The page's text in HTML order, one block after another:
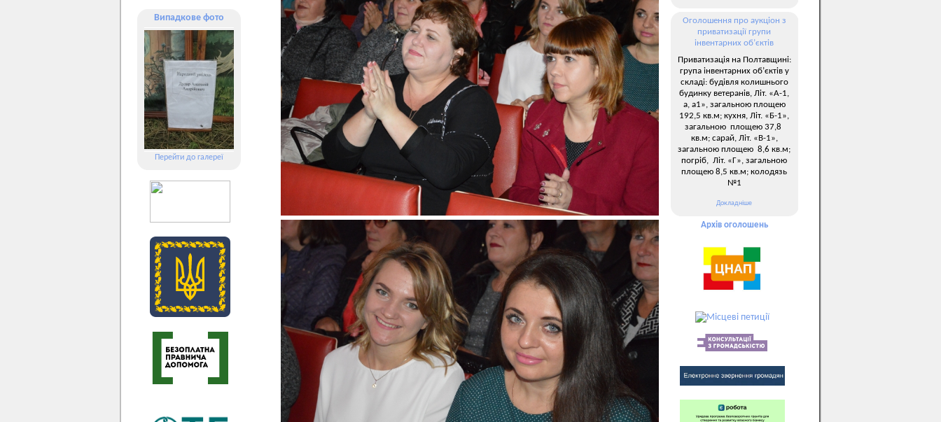
Випадкове фото
Перейти до галереї
Оголошення про аукціон з
приватизації групи
інвентарних об’єктів
Приватизація на Полтавщині:
група інвентарних об’єктів у
складі: будівля колишнього
будинку ветеранів, Літ. «А-1,
а, а1», загальною площею
192,5 кв.м; кухня, Літ. «Б-1»,
загальною площею 37,8
кв.м; сарай, Літ. «В-1»,
загальною площею 8,6 кв.м;
погріб, Літ. «Г», загальною
площею 8,5 кв.м; колодязь
№1
Докладніше
Архів оголошень